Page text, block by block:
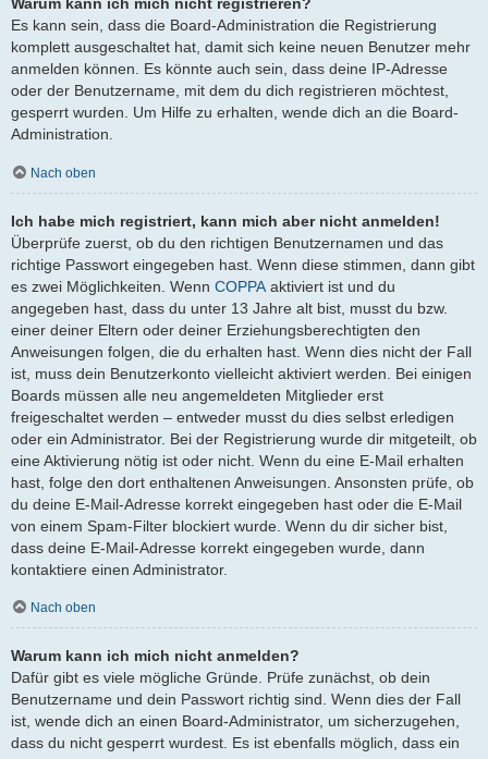
Warum kann ich mich nicht registrieren?
Es kann sein, dass die Board-Administration die Registrierung
komplett ausgeschaltet hat, damit sich keine neuen Benutzer mehr
anmelden können. Es könnte auch sein, dass deine IP-Adresse
oder der Benutzername, mit dem du dich registrieren möchtest,
gesperrt wurden. Um Hilfe zu erhalten, wende dich an die Board-
Administration.
Nach oben
Ich habe mich registriert, kann mich aber nicht anmelden!
Überprüfe zuerst, ob du den richtigen Benutzernamen und das
richtige Passwort eingegeben hast. Wenn diese stimmen, dann gibt
es zwei Möglichkeiten. Wenn COPPA aktiviert ist und du
angegeben hast, dass du unter 13 Jahre alt bist, musst du bzw.
einer deiner Eltern oder deiner Erziehungsberechtigten den
Anweisungen folgen, die du erhalten hast. Wenn dies nicht der Fall
ist, muss dein Benutzerkonto vielleicht aktiviert werden. Bei einigen
Boards müssen alle neu angemeldeten Mitglieder erst
freigeschaltet werden – entweder musst du dies selbst erledigen
oder ein Administrator. Bei der Registrierung wurde dir mitgeteilt, ob
eine Aktivierung nötig ist oder nicht. Wenn du eine E-Mail erhalten
hast, folge den dort enthaltenen Anweisungen. Ansonsten prüfe, ob
du deine E-Mail-Adresse korrekt eingegeben hast oder die E-Mail
von einem Spam-Filter blockiert wurde. Wenn du dir sicher bist,
dass deine E-Mail-Adresse korrekt eingegeben wurde, dann
kontaktiere einen Administrator.
Nach oben
Warum kann ich mich nicht anmelden?
Dafür gibt es viele mögliche Gründe. Prüfe zunächst, ob dein
Benutzername und dein Passwort richtig sind. Wenn dies der Fall
ist, wende dich an einen Board-Administrator, um sicherzugehen,
dass du nicht gesperrt wurdest. Es ist ebenfalls möglich, dass ein